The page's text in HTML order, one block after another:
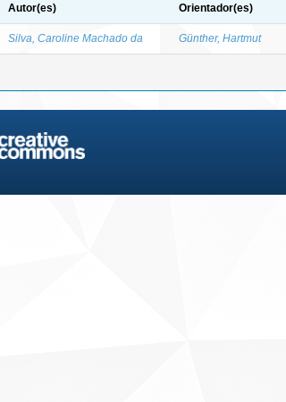
Autor(es) Orientador(es)
Silva, Caroline Machado da Günther, Hartmut